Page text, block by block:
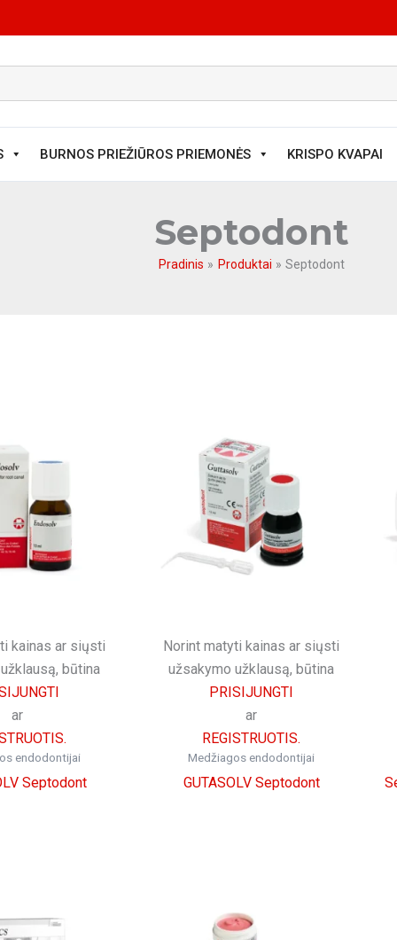
BURNOS PRIEŽIŪROS PRIEMONĖS KRISPO KVAPAI
Septodont
Pradinis Produktai Septodont
kainas ar siųsti
būtina
ar
endodontijai
Septodont
Norint matyti kainas ar siųsti
užsakymo užklausą, būtina
PRISIJUNGTI
ar
REGISTRUOTIS.
Medžiagos endodontijai
GUTASOLV Septodont